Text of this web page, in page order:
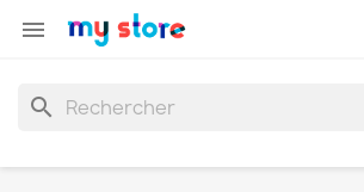

search